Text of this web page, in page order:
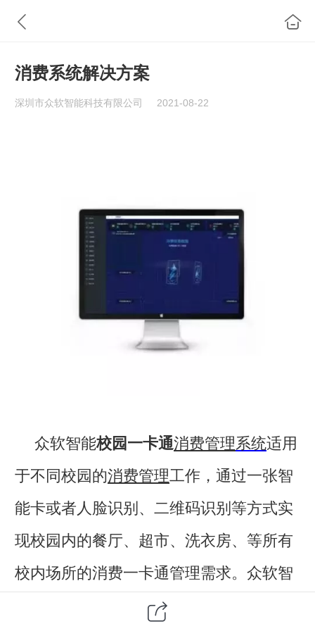
消费系统解决方案
深圳市众软智能科技有限公司 2021-08-22
众软智能校园一卡通消费管理系统适用
于不同校园的消费管理工作，通过一张智
能卡或者人脸识别、二维码识别等方式实
现校园内的餐厅、超市、洗衣房、等所有
校内场所的消费一卡通管理需求。 众软智
消费管理系统